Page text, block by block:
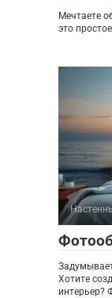
Мечтаете
это
Хотите
интерьер?